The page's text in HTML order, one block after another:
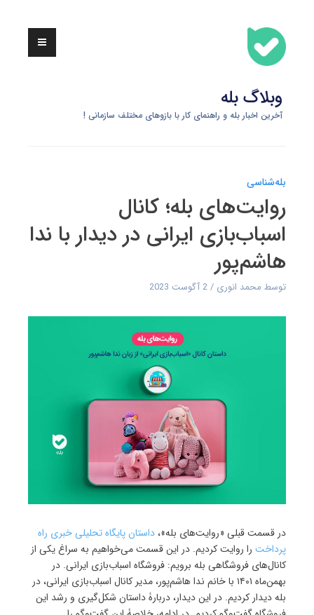
content
وبلاگ بله
آخرین اخبار بله و راهنمای کار با بازوهای مختلف سازمانی !
بله‌شناسی
روایت‌های بله؛ کانال
اسباب‌بازی ایرانی در دیدار با ندا
هاشم‌پور
توسط محمد انوری 2 آگوست 2023
در قسمت قبلی «روایت‌های بله»،داستان پایگاه تحلیلی خبری راه
پرداخت را روایت کردیم. در این قسمت می‌خواهیم به سراغ یکی از
کانال‌های فروشگاهی بله برویم: فروشگاه اسباب‌بازی ایرانی. در
بهمن‌ماه ۱۴۰۱ با خانم ندا هاشم‌پور، مدیر کانال اسباب‌بازی ایرانی، در
بله دیدار کردیم. در این دیدار، دربارۀ داستان شکل‌گیری و رشد این